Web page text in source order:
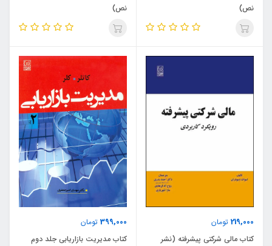
نص)
نص)
219,000 تومان
کتاب مالی شرکتی پیشرفته (نشر
399,000 تومان
کتاب مدیریت بازاریابی جلد دوم